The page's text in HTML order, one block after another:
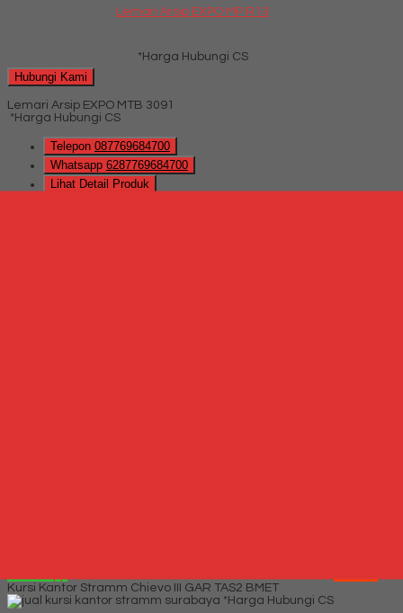
Lemari Arsip EXPO MP R13
*Harga Hubungi CS
Hubungi Kami
Lemari Arsip EXPO MTB 3091
*Harga Hubungi CS
Telepon 087769684700
Whatsapp 6287769684700
Lihat Detail Produk
Kursi Kantor Stramm Chievo III GAR TAS2 BMET
*Harga Hubungi CS